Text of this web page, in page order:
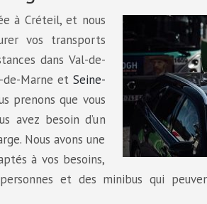
à Créteil, et nous
vos transports
dans Val-de-
de-Marne et Seine-
prenons que vous
avez besoin d’un
Nous avons une
à vos besoins,
et des minibus qui